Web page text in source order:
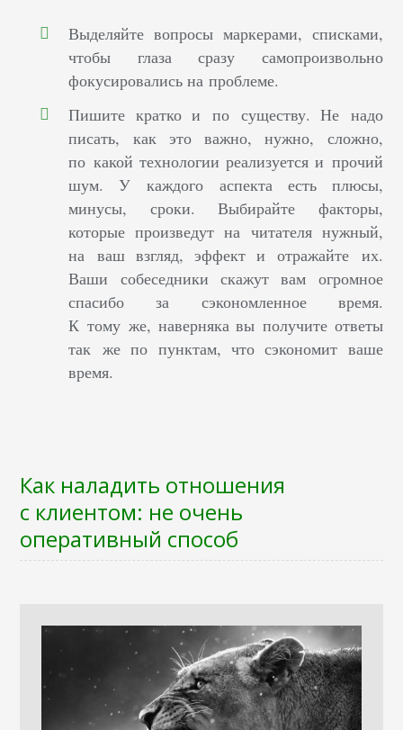
Выделяйте вопросы маркерами, списками,
чтобы глаза сразу самопроизвольно
фокусировались на проблеме.
Пишите кратко и по существу. Не надо
писать, как это важно, нужно, сложно,
по какой технологии реализуется и прочий
шум. У каждого аспекта есть плюсы,
минусы, сроки. Выбирайте факторы,
которые произведут на читателя нужный,
на ваш взгляд, эффект и отражайте их.
Ваши собеседники скажут вам огромное
спасибо за сэкономленное время.
К тому же, наверняка вы получите ответы
так же по пунктам, что сэкономит ваше
время.
Как наладить отношения
с клиентом: не очень
оперативный способ